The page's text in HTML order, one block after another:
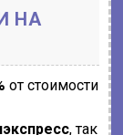
НА
от стоимости
, так